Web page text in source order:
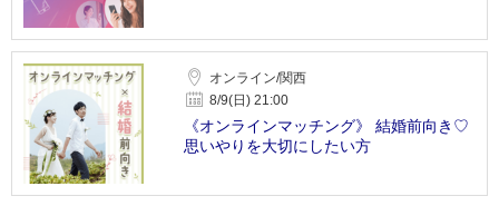
オンライン/関西
8/9(日) 21:00
《オンラインマッチング》 結婚前向き♡
思いやりを大切にしたい方